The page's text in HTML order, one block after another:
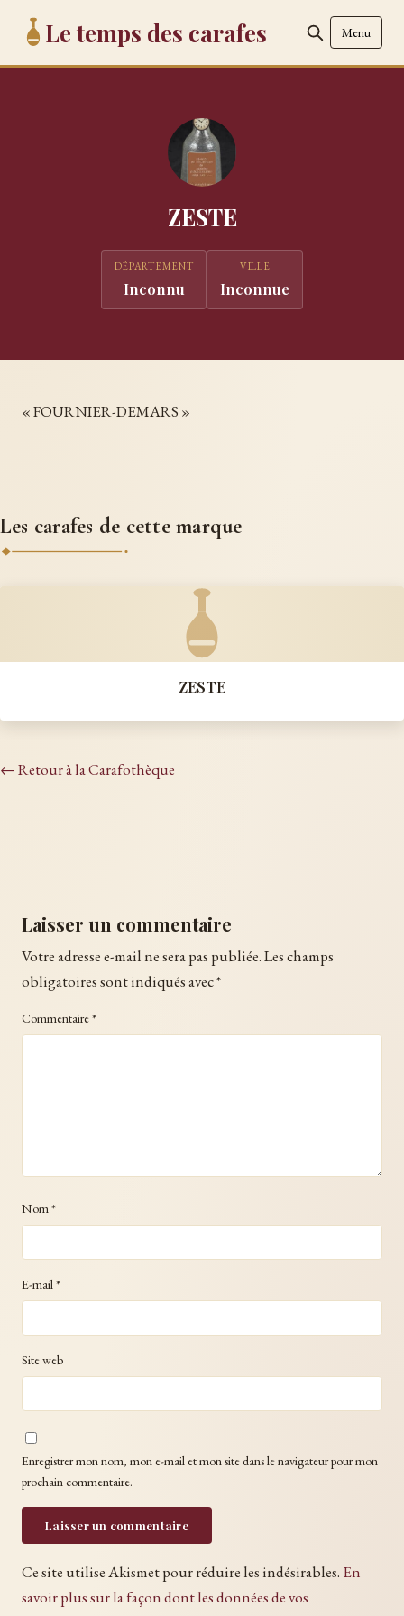
Le temps des carafes Menu
ZESTE
DÉPARTEMENT
Inconnu
VILLE
Inconnue
« FOURNIER-DEMARS »
Les carafes de cette marque
ZESTE
← Retour à la Carafothèque
Laisser un commentaire
Votre adresse e-mail ne sera pas publiée.Les champs
obligatoires sont indiqués avec*
Commentaire*
Nom*
E-mail*
Site web
Enregistrer mon nom, mon e-mail et mon site dans le navigateur pour mon
prochain commentaire.
Ce site utilise Akismet pour réduire les indésirables. En
savoir plus sur la façon dont les données de vos